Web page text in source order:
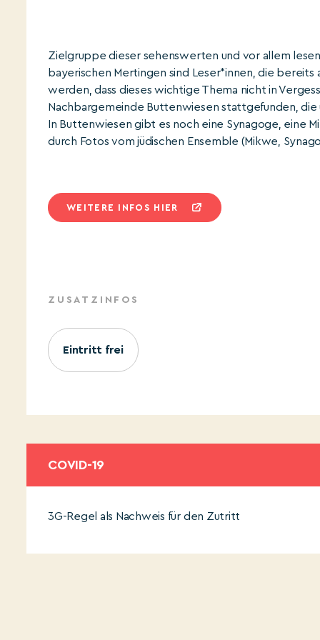
Zielgruppe dieser sehenswerten und vor allem
bayerischen Mertingen sind Leser*innen, die
werden, dass dieses wichtige Thema nicht in
Nachbargemeinde Buttenwiesen stattgefunden,
In Buttenwiesen gibt es noch eine Synagoge, eine
durch Fotos vom jüdischen Ensemble (Mikwe,
WEITERE INFOS HIER
ZUSATZINFOS
Eintritt frei
COVID-19
3G-Regel als Nachweis für den Zutritt